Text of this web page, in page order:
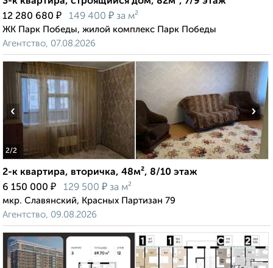
12 280 680 ₽ 149 400 ₽ за м²
ЖК Парк Победы, жилой комплекс Парк Победы
Агентство, 07.08.2026
2/2
‹ ›
2-к квартира, вторичка, 48м², 8/10 этаж
6 150 000 ₽ 129 500 ₽ за м²
мкр. Славянский, Красных Партизан 79
Агентство, 09.08.2026